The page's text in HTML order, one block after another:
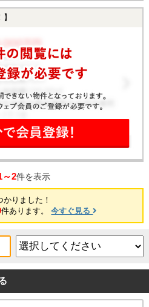
～2件を表示
かりました！
件あります。今すぐ見る